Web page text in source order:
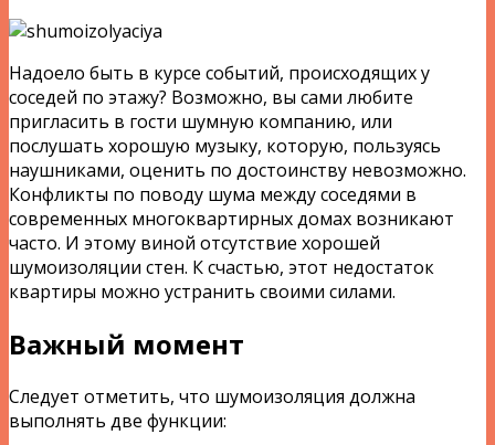
Надоело быть в курсе событий, происходящих у
соседей по этажу? Возможно, вы сами любите
пригласить в гости шумную компанию, или
послушать хорошую музыку, которую, пользуясь
наушниками, оценить по достоинству невозможно.
Конфликты по поводу шума между соседями в
современных многоквартирных домах возникают
часто. И этому виной отсутствие хорошей
шумоизоляции стен. К счастью, этот недостаток
квартиры можно устранить своими силами.
Важный момент
Следует отметить, что шумоизоляция должна
выполнять две функции: